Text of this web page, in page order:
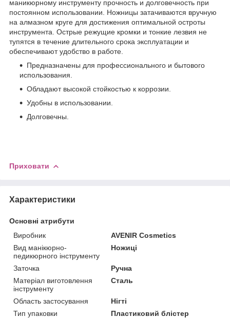
маникюрному инструменту прочность и долговечность при
постоянном использовании. Ножницы затачиваются вручную
на алмазном круге для достижения оптимальной остроты
инструмента. Острые режущие кромки и тонкие лезвия не
тупятся в течение длительного срока эксплуатации и
обеспечивают удобство в работе.
Предназначены для профессионального и бытового
использования.
Обладают высокой стойкостью к коррозии.
Удобны в использовании.
Долговечны.
Приховати
Характеристики
Основні атрибути
Виробник
AVENIR Cosmetics
Вид манікюрно-
педикюрного інструменту
Ножиці
Заточка
Ручна
Матеріал виготовлення
інструменту
Сталь
Область застосування
Нігті
Тип упаковки
Пластиковий блістер